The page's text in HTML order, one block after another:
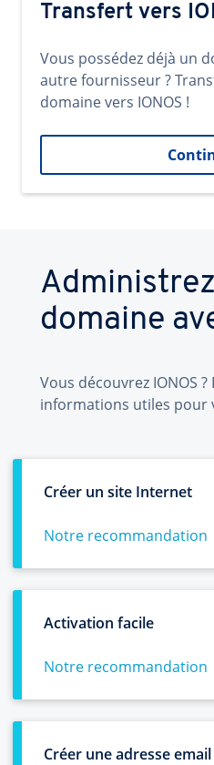
Transfert vers
Vous possédez déjà un
autre fournisseur ?
domaine vers IONOS !
domaine
Vous découvrez IONOS
informations utiles pour
Créer un site Internet
Notre recommandation
Activation facile
Notre recommandation
Créer une adresse email